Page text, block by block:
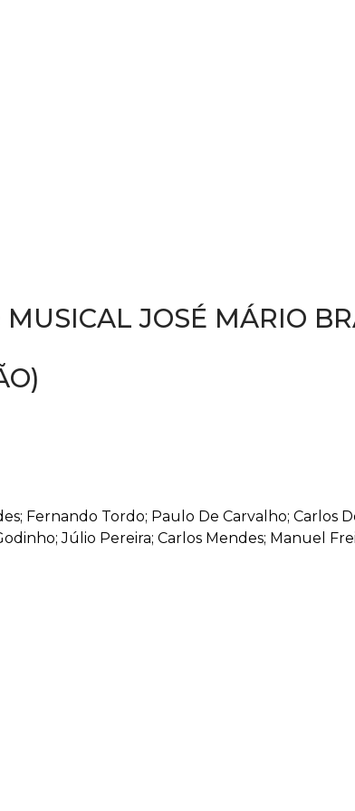
JOSÉ MÁRIO
Fernando Tordo; Paulo De Carvalho; Carlos
Júlio Pereira; Carlos Mendes; Manuel